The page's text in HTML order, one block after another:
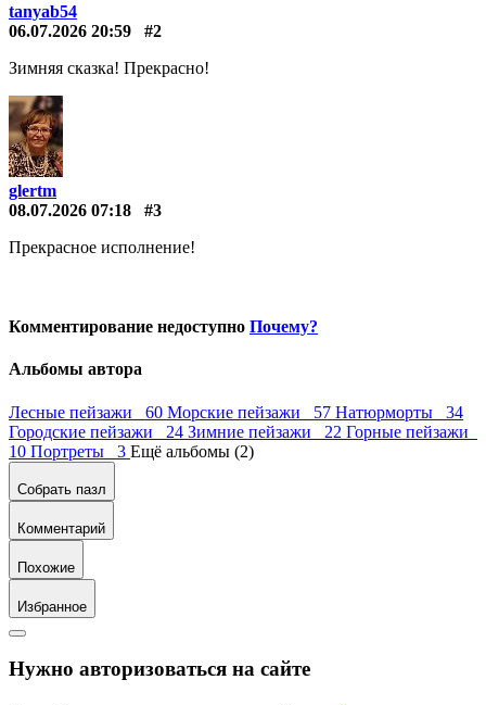
tanyab54
06.07.2026 20:59
#2
Зимняя сказка! Прекрасно!
glertm
08.07.2026 07:18
#3
Прекрасное исполнение!
Комментирование недоступно Почему?
Альбомы автора
Лесные пейзажи 60 Морские пейзажи 57 Натюрморты 34
Городские пейзажи 24 Зимние пейзажи 22 Горные пейзажи
10 Портреты 3 Ещё альбомы (2)
Собрать пазл
Комментарий
Похожие
Избранное
Нужно авторизоваться на сайте